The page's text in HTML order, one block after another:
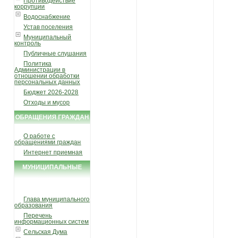
коррупции
Водоснабжение
Устав поселения
Муниципальный
контроль
Публичные слушания
Политика
Администрации в
отношении обработки
персональных данных
Бюджет 2026-2028
Отходы и мусор
ОБРАЩЕНИЯ ГРАЖДАН
О работе с
обращениями граждан
Интернет приемная
МУНИЦИПАЛЬНЫЕ
Глава муниципального
образования
Перечень
информационных систем
Сельская Дума